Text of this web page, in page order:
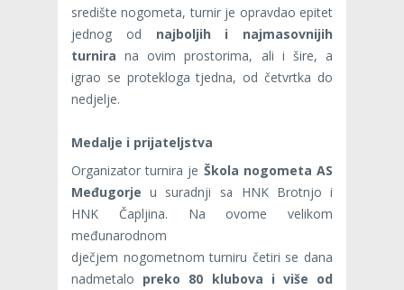
središte nogometa, turnir je opravdao epitet
jednog od najboljih i najmasovnijih
turnira na ovim prostorima, ali i šire, a
igrao se protekloga tjedna, od četvrtka do
nedjelje.
Medalje i prijateljstva
Organizator turnira je Škola nogometa AS
Međugorje u suradnji sa HNK Brotnjo i
HNK Čapljina. Na ovome velikom
međunarodnom
dječjem nogometnom turniru četiri se dana
nadmetalo preko 80 klubova i više od